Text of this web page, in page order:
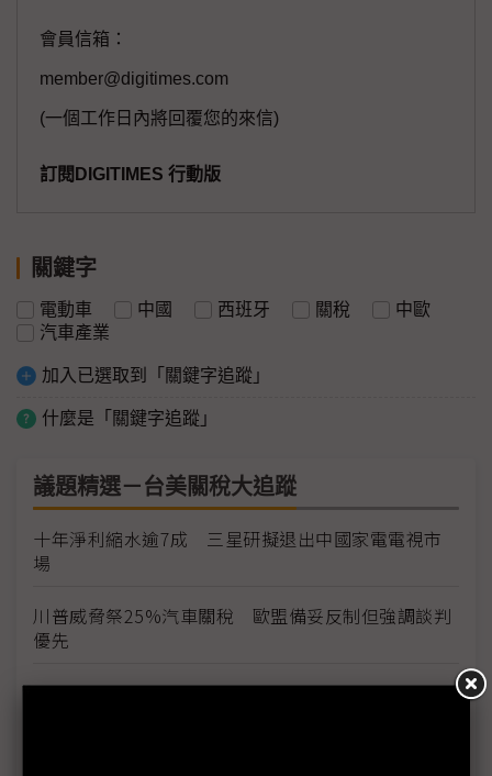
會員信箱：
member@digitimes.com
(一個工作日內將回覆您的來信)
訂閱DIGITIMES 行動版
關鍵字
電動車 中國 西班牙 關稅
中歐
汽車產業
加入已選取到「關鍵字追蹤」
什麼是「關鍵字追蹤」
議題精選－台美關稅大追蹤
十年淨利縮水逾7成 三星研擬退出中國家電電視市
場
川普威脅祭25%汽車關稅 歐盟備妥反制但強調談判
優先
北京要求企業無視美國制裁 中企對美投資信心降溫